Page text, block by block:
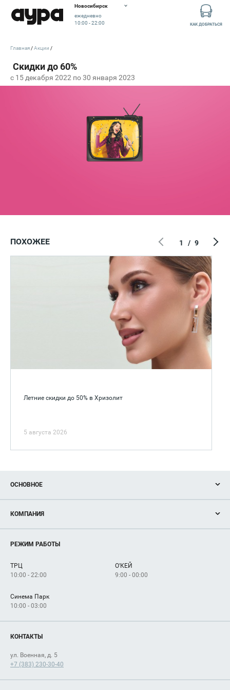
Новосибирск
ежедневно
10:00 - 22:00
КАК ДОБРАТЬСЯ
c 15 декабря 2022 по 30 января 2023
Главная Акции
ПОХОЖЕЕ
Летние скидки до 50% в Хризолит
5 августа 2026
1 / 9
ОСНОВНОЕ
Новости
Магазины
Услуги
КОМПАНИЯ
Рекламодателям
Как добраться
РЕЖИМ РАБОТЫ
ТРЦ
10:00 - 22:00
О'КЕЙ
9:00 - 00:00
Синема Парк
10:00 - 03:00
КОНТАКТЫ
ул. Военная, д. 5
+7 (383) 230-30-40